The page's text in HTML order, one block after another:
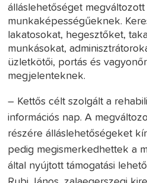
álláslehetőséget megváltozott
munkaképességűeknek.
lakatosokat, hegesztőket,
munkásokat,
üzletkötői, portás és
megjelenteknek.
– Kettős célt szolgált a
információs nap. A
részére álláslehetőségeket
pedig megismerkedhettek a
által nyújtott támogatási